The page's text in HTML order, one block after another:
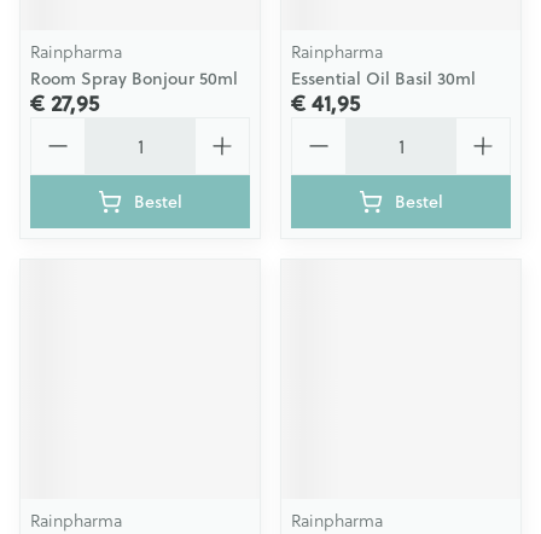
Rainpharma
Room Spray Bonjour 50ml
€ 27,95
Bestel
Rainpharma
Essential Oil Basil 30ml
€ 41,95
Bestel
Rainpharma
Rainpharma